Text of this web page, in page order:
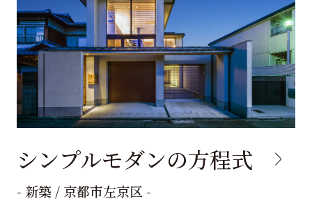
シンプルモダンの方程式
- 新築 / 京都市左京区 -